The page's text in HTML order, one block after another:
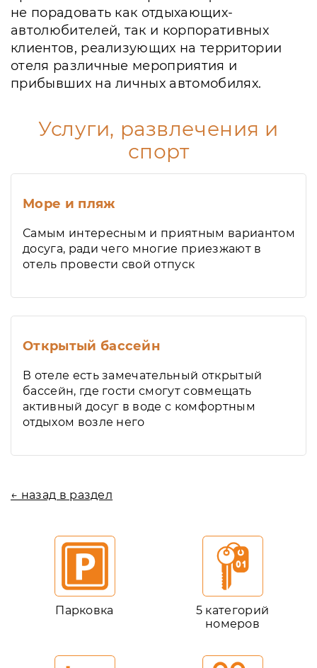
не порадовать как отдыхающих-
автолюбителей, так и корпоративных
клиентов, реализующих на территории
отеля различные мероприятия и
прибывших на личных автомобилях.
Услуги, развлечения и
спорт
Море и пляж
Самым интересным и приятным вариантом
досуга, ради чего многие приезжают в
отель провести свой отпуск
Открытый бассейн
В отеле есть замечательный открытый
бассейн, где гости смогут совмещать
активный досуг в воде с комфортным
отдыхом возле него
← назад в раздел
Парковка
5 категорий
номеров